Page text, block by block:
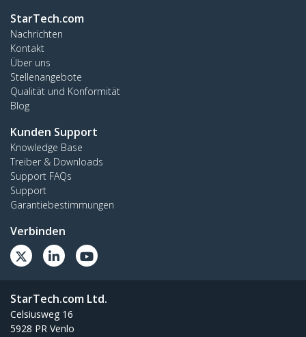
StarTech.com
Nachrichten
Kontakt
Über uns
Stellenangebote
Qualität und Konformität
Blog
Kunden Support
Knowledge Base
Treiber & Downloads
Support FAQs
Support
Garantiebestimmungen
Verbinden
StarTech.com Ltd.
Celsiusweg 16
5928 PR Venlo